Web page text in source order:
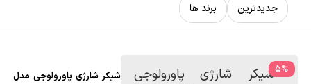
جدیدترین برند ها
%
5
شیکر شارژی پاورولوجی مدل